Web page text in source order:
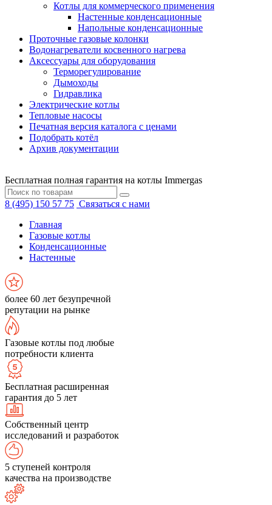
Котлы для коммерческого применения
Настенные конденсационные
Напольные конденсационные
Проточные газовые колонки
Водонагреватели косвенного нагрева
Аксессуары для оборудования
Терморегулирование
Дымоходы
Гидравлика
Электрические котлы
Тепловые насосы
Печатная версия каталога с ценами
Подобрать котёл
Архив документации
Бесплатная полная гарантия на котлы Immergas
8 (495) 150 57 75 Связаться с нами
Главная
Газовые котлы
Конденсационные
Настенные
более 60 лет безупречной
репутации на рынке
Газовые котлы под любые
потребности клиента
Бесплатная расширенная
гарантия до 5 лет
Собственный центр
исследований и разработок
5 ступеней контроля
качества на производстве